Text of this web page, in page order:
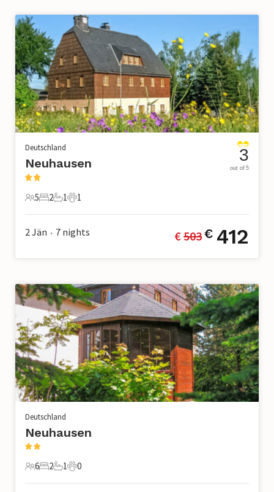
Deutschland
Neuhausen
5 Gäste
5
2 Schlafzimmer
2
1 Badezimmer
1
1 Haustier
1
3
out of 5
2 Jän • 7 nights € 503€ 412
Deutschland
Neuhausen
6 Gäste
6
2 Schlafzimmer
2
1 Badezimmer
1
0 Haustiere
0